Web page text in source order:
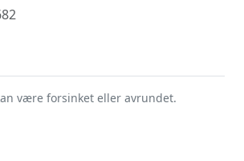
være forsinket eller avrundet.